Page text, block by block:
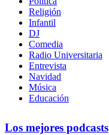
Religión
Infantil
DJ
Comedia
Radio Universitaria
Entrevista
Navidad
Música
Educación
Los mejores podcasts